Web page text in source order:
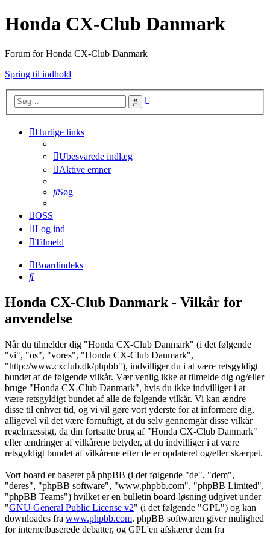
Honda CX-Club Danmark
Forum for Honda CX-Club Danmark
Spring til indhold
Søg
Hurtige links
Ubesvarede indlæg
Aktive emner
Søg
OSS
Log ind
Tilmeld
Boardindeks
Søg
Honda CX-Club Danmark - Vilkår for
anvendelse
Når du tilmelder dig "Honda CX-Club Danmark" (i det følgende
"vi", "os", "vores", "Honda CX-Club Danmark",
"http://www.cxclub.dk/phpbb"), indvilliger du i at være retsgyldigt
bundet af de følgende vilkår. Vær venlig ikke at tilmelde dig og/eller
bruge "Honda CX-Club Danmark", hvis du ikke indvilliger i at
være retsgyldigt bundet af alle de følgende vilkår. Vi kan ændre
disse til enhver tid, og vi vil gøre vort yderste for at informere dig,
alligevel vil det være fornuftigt, at du selv gennemgår disse vilkår
regelmæssigt, da din fortsatte brug af "Honda CX-Club Danmark"
efter ændringer af vilkårene betyder, at du indvilliger i at være
retsgyldigt bundet af vilkårene efter de er opdateret og/eller skærpet.
Vort board er baseret på phpBB (i det følgende "de", "dem",
"deres", "phpBB software", "www.phpbb.com", "phpBB Limited",
"phpBB Teams") hvilket er en bulletin board-løsning udgivet under
"GNU General Public License v2" (i det følgende "GPL") og kan
downloades fra www.phpbb.com. phpBB softwaren giver mulighed
for internetbaserede debatter, og GPL'en afskærer dem fra